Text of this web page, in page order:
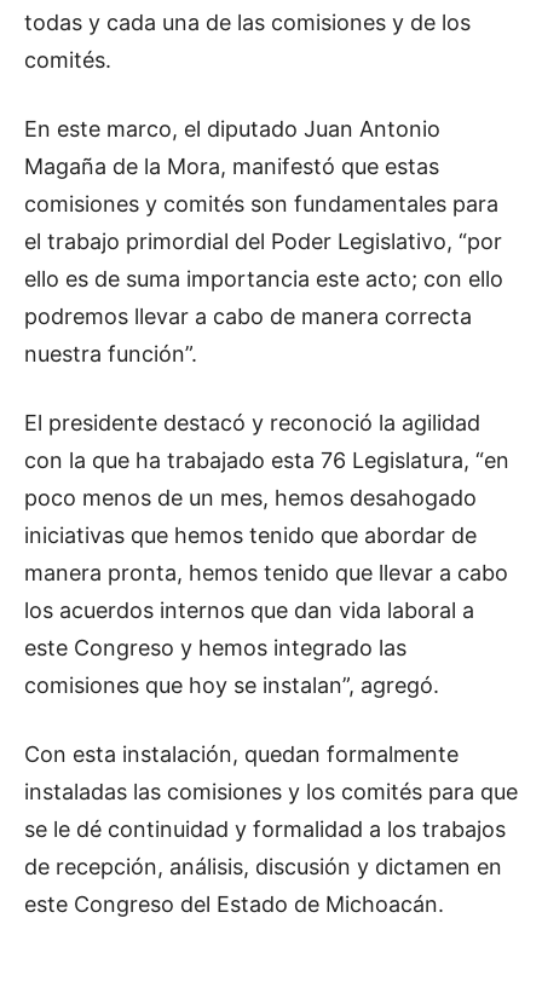
todas y cada una de las comisiones y de los
comités.
En este marco, el diputado Juan Antonio
Magaña de la Mora, manifestó que estas
comisiones y comités son fundamentales para
el trabajo primordial del Poder Legislativo, “por
ello es de suma importancia este acto; con ello
podremos llevar a cabo de manera correcta
nuestra función”.
El presidente destacó y reconoció la agilidad
con la que ha trabajado esta 76 Legislatura, “en
poco menos de un mes, hemos desahogado
iniciativas que hemos tenido que abordar de
manera pronta, hemos tenido que llevar a cabo
los acuerdos internos que dan vida laboral a
este Congreso y hemos integrado las
comisiones que hoy se instalan”, agregó.
Con esta instalación, quedan formalmente
instaladas las comisiones y los comités para que
se le dé continuidad y formalidad a los trabajos
de recepción, análisis, discusión y dictamen en
este Congreso del Estado de Michoacán.